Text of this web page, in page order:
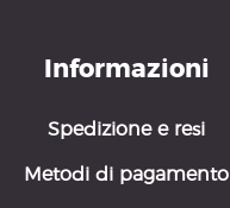
Informazioni
Spedizione e resi
Metodi di pagamento